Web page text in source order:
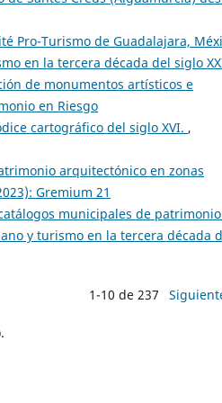
Pro-Turismo de Guadalajara,
en la tercera década del siglo
de monumentos artísticos e
en Riesgo
cartográfico del siglo XVI. ,
arquitectónico en zonas
Gremium 21
municipales de
y turismo en la tercera década
1-10 de 237